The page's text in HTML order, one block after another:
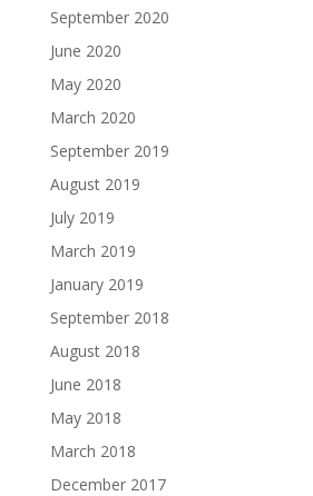
September 2020
June 2020
May 2020
March 2020
September 2019
August 2019
July 2019
March 2019
January 2019
September 2018
August 2018
June 2018
May 2018
March 2018
December 2017